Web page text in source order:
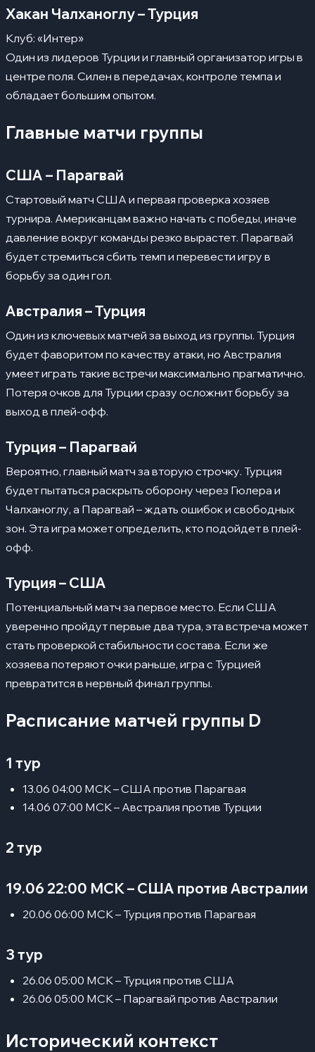
Хакан Чалханоглу – Турция
Клуб: «Интер»
Один из лидеров Турции и главный организатор игры в
центре поля. Силен в передачах, контроле темпа и
обладает большим опытом.
Главные матчи группы
США – Парагвай
Стартовый матч США и первая проверка хозяев
турнира. Американцам важно начать с победы, иначе
давление вокруг команды резко вырастет. Парагвай
будет стремиться сбить темп и перевести игру в
борьбу за один гол.
Австралия – Турция
Один из ключевых матчей за выход из группы. Турция
будет фаворитом по качеству атаки, но Австралия
умеет играть такие встречи максимально прагматично.
Потеря очков для Турции сразу осложнит борьбу за
выход в плей-офф.
Турция – Парагвай
Вероятно, главный матч за вторую строчку. Турция
будет пытаться раскрыть оборону через Гюлера и
Чалханоглу, а Парагвай – ждать ошибок и свободных
зон. Эта игра может определить, кто подойдет в плей-
офф.
Турция – США
Потенциальный матч за первое место. Если США
уверенно пройдут первые два тура, эта встреча может
стать проверкой стабильности состава. Если же
хозяева потеряют очки раньше, игра с Турцией
превратится в нервный финал группы.
Расписание матчей группы D
1 тур
13.06 04:00 МСК – США против Парагвая
14.06 07:00 МСК – Австралия против Турции
2 тур
19.06 22:00 МСК – США против Австралии
20.06 06:00 МСК – Турция против Парагвая
3 тур
26.06 05:00 МСК – Турция против США
26.06 05:00 МСК – Парагвай против Австралии
Исторический контекст